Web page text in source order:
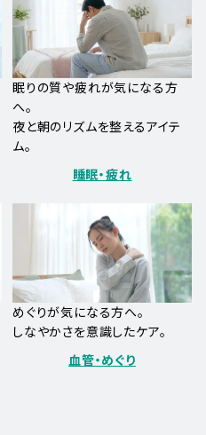
眠りの質や疲れが気になる方
へ。
夜と朝のリズムを整えるアイテ
ム。
睡眠・疲れ
めぐりが気になる方へ。
しなやかさを意識したケア。
血管・めぐり